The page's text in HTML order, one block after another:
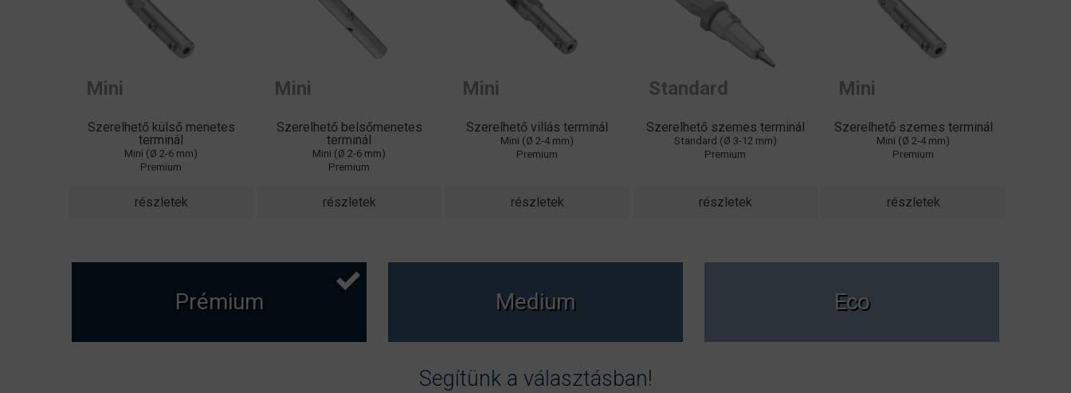
Mini
Szerelhető külső menetes
terminál
Mini (Ø 2-6 mm)
Premium
részletek
Mini
Szerelhető belsőmenetes
terminál
Mini (Ø 2-6 mm)
Premium
részletek
Mini
Szerelhető villás terminál
Mini (Ø 2-4 mm)
Premium
részletek
Standard
Szerelhető szemes terminál
Standard (Ø 3-12 mm)
Premium
részletek
Mini
Szerelhető szemes terminál
Mini (Ø 2-4 mm)
Premium
részletek
Prémium Medium Eco
Segítünk a választásban!